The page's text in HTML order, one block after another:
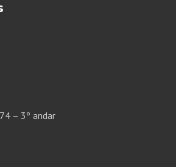
– 3º andar